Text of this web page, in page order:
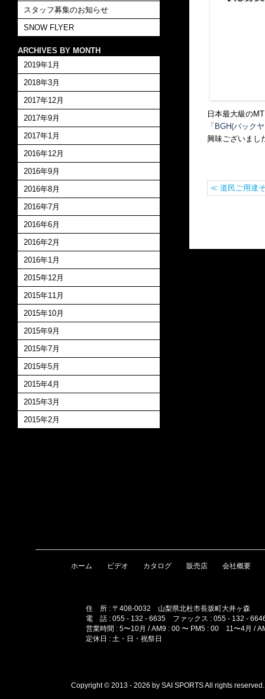
日本最大級の
「BGH(バック
興味ございまし
≪道民ご用達
スタッフ募集のお知らせ
SNOW FLYER
ARCHIVES BY MONTH
2019年1月
2018年3月
2017年12月
2017年9月
2017年1月
2016年12月
2016年9月
2016年8月
2016年7月
2016年6月
2016年2月
2016年1月
2015年12月
2015年11月
2015年10月
2015年9月
2015年7月
2015年5月
2015年4月
2015年3月
2015年2月
ホーム ビデオ カタログ 販売店 会社概要
住 所 : 〒408-0032 山梨県北杜市長坂町大井ヶ森
電 話 : 055 - 132 - 6635 ファックス : 055 - 132 -
営業時間 : 5〜10月 / AM9 : 00 〜 PM5 : 00 11〜4月 /
定休日 : 土・日・祝祭日
Copyright © 2013 - 2026 by SAI SPORTS All rights reserved.